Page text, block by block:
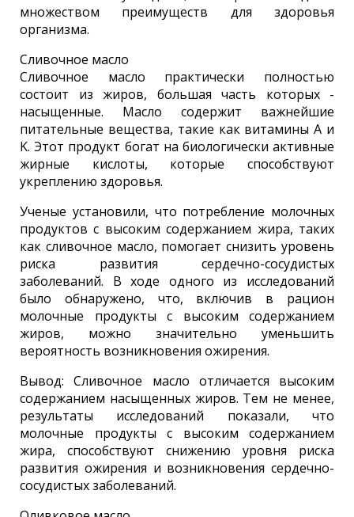
множеством преимуществ для здоровья
организма.
Сливочное масло
Сливочное масло практически полностью
состоит из жиров, большая часть которых -
насыщенные. Масло содержит важнейшие
питательные вещества, такие как витамины A и
K. Этот продукт богат на биологически активные
жирные кислоты, которые способствуют
укреплению здоровья.
Ученые установили, что потребление молочных
продуктов с высоким содержанием жира, таких
как сливочное масло, помогает снизить уровень
риска развития сердечно-сосудистых
заболеваний. В ходе одного из исследований
было обнаружено, что, включив в рацион
молочные продукты с высоким содержанием
жиров, можно значительно уменьшить
вероятность возникновения ожирения.
Вывод: Сливочное масло отличается высоким
содержанием насыщенных жиров. Тем не менее,
результаты исследований показали, что
молочные продукты с высоким содержанием
жира, способствуют снижению уровня риска
развития ожирения и возникновения сердечно-
сосудистых заболеваний.